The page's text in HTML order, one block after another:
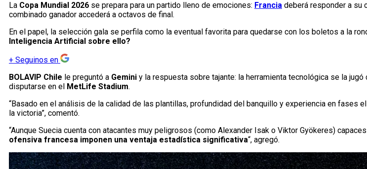
La Copa Mundial 2026 se prepara para un partido lleno de emociones: Francia deberá responder a su
combinado ganador accederá a octavos de final.
En el papel, la selección gala se perfila como la eventual favorita para quedarse con los boletos a la
Inteligencia Artificial sobre ello?
+ Seguinos en
BOLAVIP Chile le preguntó a Gemini y la respuesta sobre tajante: la herramienta tecnológica se la
disputarse en el MetLife Stadium.
“Basado en el análisis de la calidad de las plantillas, profundidad del banquillo y experiencia en fases
la victoria”, comentó.
“Aunque Suecia cuenta con atacantes muy peligrosos (como Alexander Isak o Viktor Gyökeres)
ofensiva francesa imponen una ventaja estadística significativa“, agregó.